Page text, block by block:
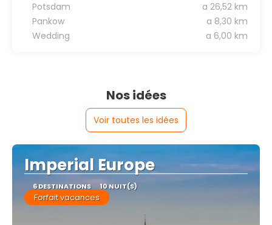
Potsdam
a 26,52 km
Pankow
a 8,30 km
Wedding
a 6,00 km
Nos idées
Voir toutes les idées
Imperial Europe
6 DESTINATIONS 10 NUIT(S)
Forfait vacances